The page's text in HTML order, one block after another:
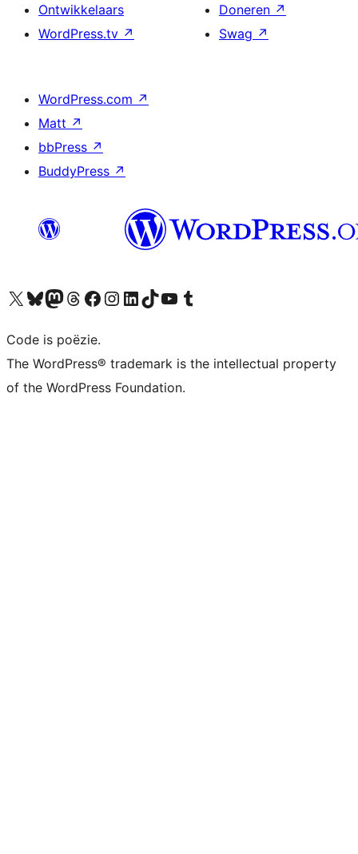
Ontwikkelaars
WordPress.tv ↗
Doneren ↗
Swag ↗
WordPress.com ↗
Matt ↗
bbPress ↗
BuddyPress ↗
Bezoek ons X (voorheen Twitter) account
Bezoek ons Bluesky account
Bezoek ons Mastodon account
Bezoek ons Threads account
Onze Facebook pagina bezoeken
Bezoek ons Instagram account
Bezoek ons LinkedIn account
Bezoek ons TikTok account
Bezoek ons YouTube kanaalBezoek ons Tumblr account
Code is poëzie.
The WordPress® trademark is the intellectual property
of the WordPress Foundation.